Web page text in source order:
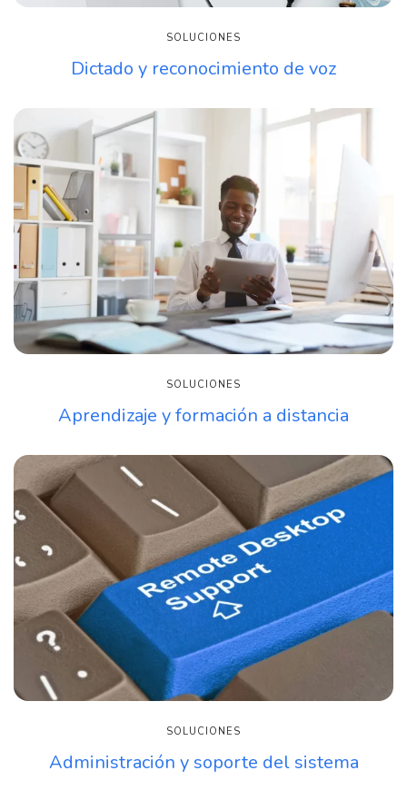
SOLUCIONES
Dictado y reconocimiento de voz
SOLUCIONES
Aprendizaje y formación a distancia
SOLUCIONES
Administración y soporte del sistema